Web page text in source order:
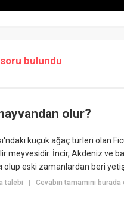
bulundu
olur?
küçük ağaç türleri olan
meyvesidir. İncir, Akdeniz ve
olup eski zamanlardan beri
talebi |Cevabın tamamını burada